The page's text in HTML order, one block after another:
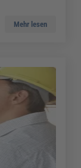
Mehr lesen